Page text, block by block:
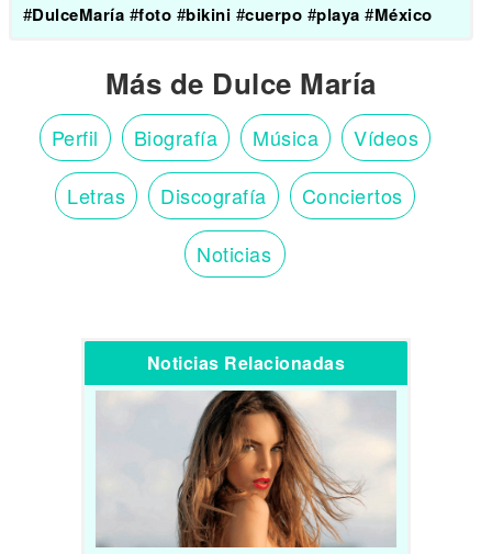
#DulceMaría #foto #bikini #cuerpo #playa #México
Más de Dulce María
Perfil Biografía Música Vídeos
Letras Discografía Conciertos
Noticias
Noticias Relacionadas